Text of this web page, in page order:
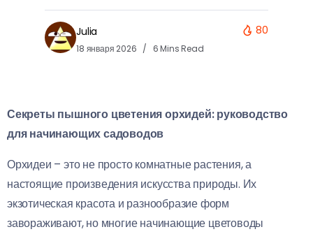
Julia
18 января 2026 6 Mins Read
80
Секреты пышного цветения орхидей: руководство
для начинающих садоводов
Орхидеи – это не просто комнатные растения, а
настоящие произведения искусства природы. Их
экзотическая красота и разнообразие форм
завораживают, но многие начинающие цветоводы